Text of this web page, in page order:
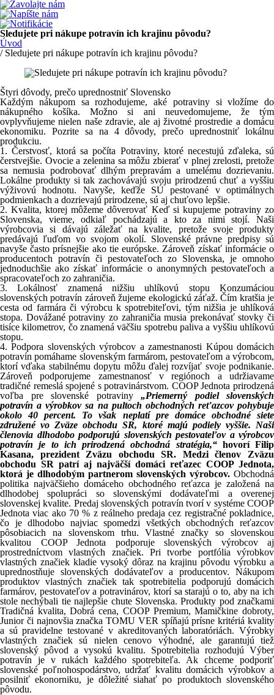
Sledujete pri nákupe potravín ich krajinu pôvodu?
Úvod
/ Sledujete pri nákupe potravín ich krajinu pôvodu?
Štyri dôvody, prečo uprednostniť Slovensko
Každým nákupom sa rozhodujeme, aké potraviny si vložíme do
nákupného košíka. Možno si ani neuvedomujeme, že tým
ovplyvňujeme nielen naše zdravie, ale aj životné prostredie a domácu
ekonomiku. Pozrite sa na 4 dôvody, prečo uprednostniť lokálnu
produkciu.
1. Čerstvosť, ktorá sa počíta Potraviny, ktoré necestujú zďaleka, sú
čerstvejšie. Ovocie a zelenina sa môžu zbierať v plnej zrelosti, pretože
sa nemusia podrobovať dlhým prepravám a umelému dozrievaniu.
Lokálne produkty si tak zachovávajú svoju prirodzenú chuť a vyššiu
výživovú hodnotu. Navyše, keďže SÚ pestované v optimálnych
podmienkach a dozrievajú prirodzene, sú aj chuťovo lepšie.
2. Kvalita, ktorej môžeme dôverovať Keď si kupujeme potraviny zo
Slovenska, vieme, odkiaľ pochádzajú a kto za nimi stojí. Naši
výrobcovia si dávajú záležať na kvalite, pretože svoje produkty
predávajú ľuďom vo svojom okolí. Slovenské právne predpisy sú
navyše často prísnejšie ako tie európske. Zároveň získať informácie o
producentoch potravín či pestovateľoch zo Slovenska, je omnoho
jednoduchšie ako získať informácie o anonymných pestovateľoch a
spracovateľoch zo zahraničia.
3. Lokálnosť znamená nižšiu uhlíkovú stopu Konzumáciou
slovenských potravín zároveň žujeme ekologickú záťaž. Čím kratšia je
cesta od farmára či výrobcu k spotrebiteľovi, tým nižšia je uhlíková
stopa. Dovážané potraviny zo zahraničia musia prekonávať stovky či
tisíce kilometrov, čo znamená väčšiu spotrebu paliva a vyššiu uhlíkovú
stopu.
4. Podpora slovenských výrobcov a zamestnanosti Kúpou domácich
potravín pomáhame slovenským farmárom, pestovateľom a výrobcom,
ktorí vďaka stabilnému dopytu môžu ďalej rozvíjať svoje podnikanie.
Zároveň podporujeme zamestnanosť v regiónoch a udržiavame
tradičné remeslá spojené s potravinárstvom. COOP Jednota prirodzená
voľba pre slovenské potraviny „Priemerný podiel slovenských
potravín a výrobkov sa na pultoch obchodných reťazcov pohybuje
okolo 40 percent. To však neplatí pre domáce obchodné siete
združené vo Zväze obchodu SR, ktoré majú podiely vyššie. Naši
členovia dlhodobo podporujú slovenských pestovateľov a výrobcov
potravín je to ich prirodzená obchodná stratégia,“hovorí Filip
Kasana, prezident Zväzu obchodu SR. Medzi členov Zväzu
obchodu SR patrí aj najväčší domáci reťazec COOP Jednota,
ktorá je dlhodobým partnerom slovenských výrobcov. Obchodná
politika najväčšieho domáceho obchodného reťazca je založená na
dlhodobej spolupráci so slovenskými dodávateľmi a overenej
slovenskej kvalite. Predaj slovenských potravín tvorí v systéme COOP
Jednota viac ako 70 % z reálneho predaja cez registračné pokladnice,
čo je dlhodobo najviac spomedzi všetkých obchodných reťazcov
pôsobiacich na slovenskom trhu. Vlastné značky so slovenskou
kvalitou COOP Jednota podporuje slovenských výrobcov aj
prostredníctvom vlastných značiek. Pri tvorbe portfólia výrobkov
vlastných značiek kladie vysoký dôraz na krajinu pôvodu výrobku a
uprednostňuje slovenských dodávateľov a producentov. Nákupom
produktov vlastných značiek tak spotrebitelia podporujú domácich
farmárov, pestovateľov a potravinárov, ktorí sa starajú o to, aby na ich
stole nechýbali tie najlepšie chute Slovenska. Produkty pod značkami
Tradičná kvalita, Dobrá cena, COOP Premium, Mamičkine dobroty,
Junior či najnovšia značka TOMU VER spíňajú prísne kritériá kvality
a sú pravidelne testované v akreditovaných laboratóriách. Výrobky
vlastných značiek sú nielen cenovo výhodné, ale garantujú tiež
slovenský pôvod a vysokú kvalitu. Spotrebitelia rozhodujú Výber
potravín je v rukách každého spotrebiteľa. Ak chceme podporiť
slovenské poľnohospodárstvo, udržať kvalitu domácich výrobkov a
posilniť ekonorniku, je dôležité siahať po produktoch slovenského
pôvodu.